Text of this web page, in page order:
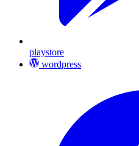
playstore
wordpress